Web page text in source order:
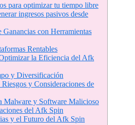
para optimizar tu tiempo libre
ingresos pasivos desde
con Herramientas
Rentables
la Eficiencia del Afk
y Diversificación
y Consideraciones de
Malware y Software Malicioso
del Afk Spin
y el Futuro del Afk Spin